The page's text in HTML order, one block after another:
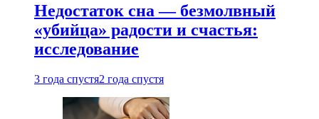
Недостаток сна — безмолвный
«убийца» радости и счастья:
исследование
3 года спустя2 года спустя